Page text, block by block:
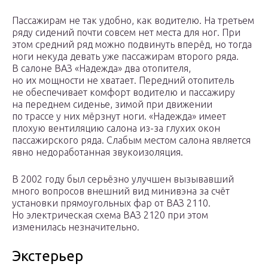
Пассажирам не так удобно, как водителю. На третьем
ряду сидений почти совсем нет места для ног. При
этом средний ряд можно подвинуть вперёд, но тогда
ноги некуда девать уже пассажирам второго ряда.
В салоне ВАЗ «Надежда» два отопителя,
но их мощности не хватает. Передний отопитель
не обеспечивает комфорт водителю и пассажиру
на переднем сиденье, зимой при движении
по трассе у них мёрзнут ноги. «Надежда» имеет
плохую вентиляцию салона из-за глухих окон
пассажирского ряда. Слабым местом салона является
явно недоработанная звукоизоляция.
В 2002 году был серьёзно улучшен вызывавший
много вопросов внешний вид минивэна за счёт
установки прямоугольных фар от ВАЗ 2110.
Но электрическая схема ВАЗ 2120 при этом
изменилась незначительно.
Экстерьер